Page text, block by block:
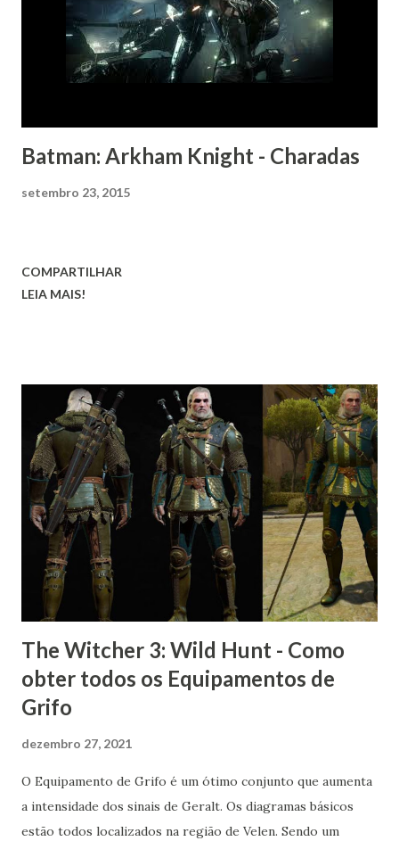
Batman: Arkham Knight - Charadas
setembro 23, 2015
COMPARTILHAR
LEIA MAIS!
The Witcher 3: Wild Hunt - Como
obter todos os Equipamentos de
Grifo
dezembro 27, 2021
O Equipamento de Grifo é um ótimo conjunto que aumenta
a intensidade dos sinais de Geralt. Os diagramas básicos
estão todos localizados na região de Velen. Sendo um